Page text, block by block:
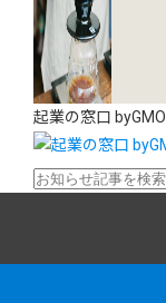
起業の窓口 byGMO